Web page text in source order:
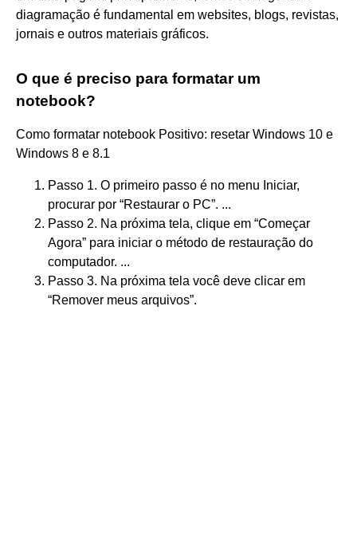
diagramação é fundamental em websites, blogs, revistas,
jornais e outros materiais gráficos.
O que é preciso para formatar um
notebook?
Como formatar notebook Positivo: resetar Windows 10 e
Windows 8 e 8.1
Passo 1. O primeiro passo é no menu Iniciar,
procurar por “Restaurar o PC”. ...
Passo 2. Na próxima tela, clique em “Começar
Agora” para iniciar o método de restauração do
computador. ...
Passo 3. Na próxima tela você deve clicar em
“Remover meus arquivos”.